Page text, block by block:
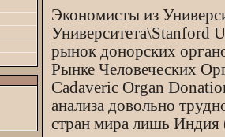
Экономисты из
Университета\Stanford
рынок донорских
Рынке Человеческих
Cadaveric Organ
анализа довольно
стран мира лишь